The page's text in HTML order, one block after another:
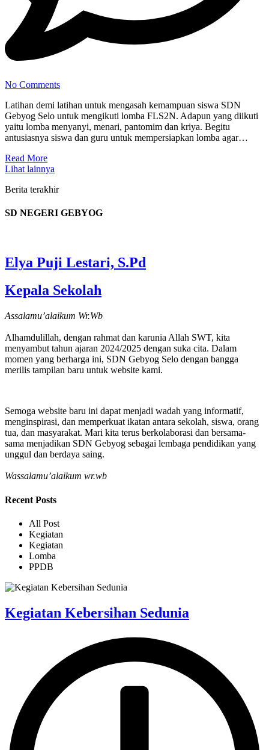
No Comments
Latihan demi latihan untuk mengasah kemampuan siswa SDN
Gebyog Selo untuk mengikuti lomba FLS2N. Adapun yang diikuti
yaitu lomba menyanyi, menari, pantomim dan kriya. Begitu
antusiasnya siswa dan guru untuk mempersiapkan lomba agar…
Read More
Lihat lainnya
Berita terakhir
SD NEGERI GEBYOG
Elya Puji Lestari, S.Pd
Kepala Sekolah
Assalamu’alaikum Wr.Wb
Alhamdulillah, dengan rahmat dan karunia Allah SWT, kita
menyambut tahun ajaran 2024/2025 dengan suka cita. Dalam
momen yang berharga ini, SDN Gebyog Selo dengan bangga
merilis tampilan baru untuk website kami.
Semoga website baru ini dapat menjadi wadah yang informatif,
menginspirasi, dan memperkuat ikatan antara sekolah, siswa, orang
tua, dan masyarakat. Mari kita terus berkolaborasi dan bersama-
sama menjadikan SDN Gebyog sebagai lembaga pendidikan yang
unggul dan berdaya saing.
Wassalamu’alaikum wr.wb
Recent Posts
All Post
Kegiatan
Kegiatan
Lomba
PPDB
Kegiatan Kebersihan Sedunia